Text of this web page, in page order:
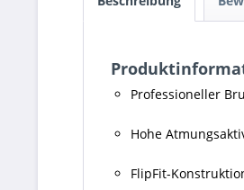
Professioneller
Hohe
FlipFit-